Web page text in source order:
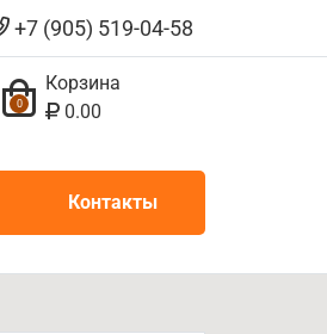
+7 (905) 519-04-58
0
Корзина
0.00
Контакты